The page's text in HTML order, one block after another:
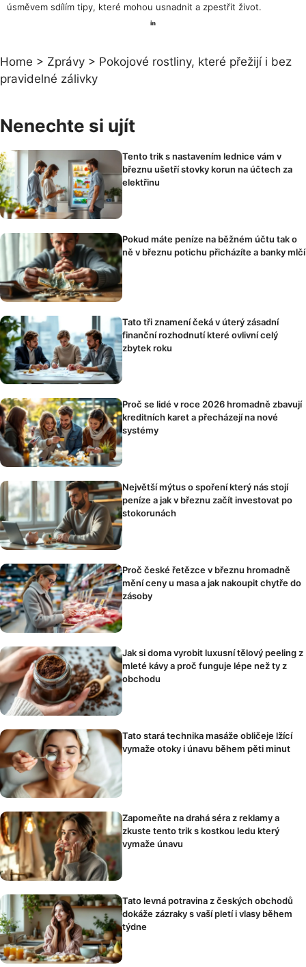
úsměvem sdílím tipy, které mohou usnadnit a zpestřit život.
Home > Zprávy > Pokojové rostliny, které přežijí i bez
pravidelné zálivky
Nenechte si ujít
Tento trik s nastavením lednice vám v
březnu ušetří stovky korun na účtech za
elektřinu
Pokud máte peníze na běžném účtu tak o
ně v březnu potichu přicházíte a banky mlčí
Tato tři znamení čeká v úterý zásadní
finanční rozhodnutí které ovlivní celý
zbytek roku
Proč se lidé v roce 2026 hromadně zbavují
kreditních karet a přecházejí na nové
systémy
Největší mýtus o spoření který nás stojí
peníze a jak v březnu začít investovat po
stokorunách
Proč české řetězce v březnu hromadně
mění ceny u masa a jak nakoupit chytře do
zásoby
Jak si doma vyrobit luxusní tělový peeling z
mleté kávy a proč funguje lépe než ty z
obchodu
Tato stará technika masáže obličeje lžící
vymaže otoky i únavu během pěti minut
Zapomeňte na drahá séra z reklamy a
zkuste tento trik s kostkou ledu který
vymaže únavu
Tato levná potravina z českých obchodů
dokáže zázraky s vaší pletí i vlasy během
týdne